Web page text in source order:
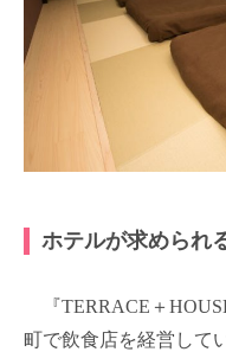
ホテルが求められ
『TERRACE＋
町で飲食店を経営して